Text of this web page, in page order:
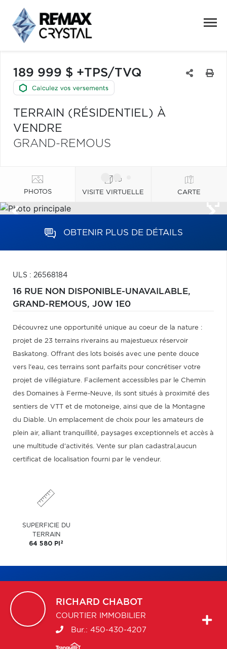
189 999 $ +TPS/TVQ
TERRAIN (RÉSIDENTIEL) À
VENDRE
GRAND-REMOUS
PHOTOS VISITE VIRTUELLE CARTE
OBTENIR PLUS DE DÉTAILS
ULS : 26568184
16 RUE NON DISPONIBLE-UNAVAILABLE,
GRAND-REMOUS, J0W 1E0
Découvrez une opportunité unique au coeur de la nature :
projet de 23 terrains riverains au majestueux réservoir
Baskatong. Offrant des lots boisés avec une pente douce
vers l'eau, ces terrains sont parfaits pour concrétiser votre
projet de villégiature. Facilement accessibles par le Chemin
des Domaines à Ferme-Neuve, ils sont situés à proximité des
sentiers de VTT et de motoneige, ainsi que de la Montagne
du Diable. Un emplacement de choix pour les amateurs de
plein air, alliant tranquillité, paysages exceptionnels et accès à
une multitude d'activités. Vente sur plan cadastral,aucun
certificat de localisation fourni par le vendeur.
SUPERFICIE DU
TERRAIN
64 580 PI 2
RICHARD CHABOT
COURTIER IMMOBILIER
Bur.: 450-430-4207